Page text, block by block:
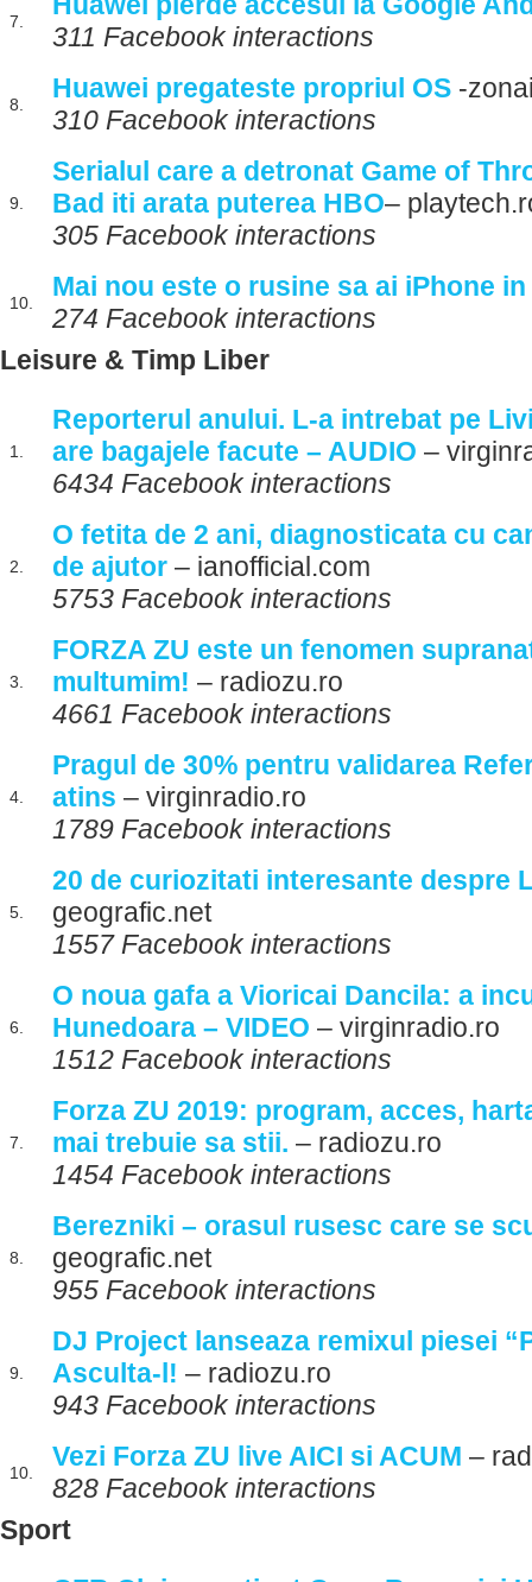
7.
311 Facebook interactions
8.
Huawei pregateste propriul OS -
310 Facebook interactions
9.
Serialul care a detronat Game of
Bad iti arata puterea HBO–
305 Facebook interactions
10.
Mai nou este o rusine sa ai iPhone
274 Facebook interactions
Leisure & Timp Liber
1.
Reporterul anului. L-a intrebat pe
are bagajele facute – AUDIO –
6434 Facebook interactions
2.
O fetita de 2 ani, diagnosticata cu
de ajutor – ianofficial.com
5753 Facebook interactions
3.
FORZA ZU este un fenomen
multumim! – radiozu.ro
4661 Facebook interactions
4.
Pragul de 30% pentru validarea
atins – virginradio.ro
1789 Facebook interactions
5.
20 de curiozitati interesante despre
geografic.net
1557 Facebook interactions
6.
O noua gafa a Vioricai Dancila: a
Hunedoara – VIDEO – virginradio.ro
1512 Facebook interactions
7.
Forza ZU 2019: program, acces,
mai trebuie sa stii. – radiozu.ro
1454 Facebook interactions
8.
Berezniki – orasul rusesc care se
geografic.net
955 Facebook interactions
9.
DJ Project lanseaza remixul piesei
Asculta-l! – radiozu.ro
943 Facebook interactions
10.
Vezi Forza ZU live AICI si ACUM –
828 Facebook interactions
Sport